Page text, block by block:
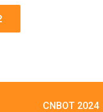
CNBOT 2024